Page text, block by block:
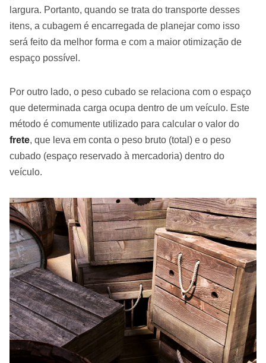
largura. Portanto, quando se trata do transporte desses
itens, a cubagem é encarregada de planejar como isso
será feito da melhor forma e com a maior otimização de
espaço possível.
Por outro lado, o peso cubado se relaciona com o espaço
que determinada carga ocupa dentro de um veículo. Este
método é comumente utilizado para calcular o valor do
frete, que leva em conta o peso bruto (total) e o peso
cubado (espaço reservado à mercadoria) dentro do
veículo.